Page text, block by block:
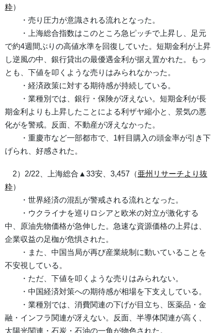
粋）
・売り圧力が意識される流れとなった。
・上海総合指数はこのところ急ピッチで上昇し、足元
で約4週間ぶりの高値水準を回復していた。短期金利が上昇
し逆風の中、銀行貸出の最優遇金利が据え置かれた。もっ
とも、下値を叩くような売りはみられなかった。
・経済政策に対する期待感が持続している。
・業種別では、銀行・保険が冴えない。短期金利が長
期金利よりも上昇したことによる利ザヤ縮小と、景気の悪
化がを警戒。反面、不動産が冴えなかった。
・重慶市など一部都市で、1軒目購入の頭金率が引き下
げられ、好感された。
2）2/22、上海総合▲33安、3,457（亜州リサーチより抜
粋）
・世界経済の混乱が警戒される流れとなった。
・ウクライナを巡りロシアと欧米の対立が激化する
中、原油先物価格が急伸した。急速な資源価格の上昇は、
企業収益の足枷が危惧された。
・また、中国当局が再び産業統制に動いていることを
不安視している。
・ただ、下値を叩くような売りはみられない。
・中国経済対策への期待感が相場を下支えしている。
・業種別では、消費関連の下げが目立ち、医薬品・金
融・インフラ関連が冴えない。反面、半導体関連が高く、
太陽光関連・石炭・石油の一角が物色された。